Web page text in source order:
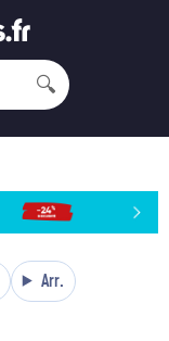
🔍
Arr.